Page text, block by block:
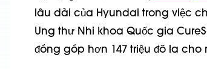
lâu dài của Hyundai trong việc
Ung thư Nhi khoa Quốc gia
đóng góp hơn 147 triệu đô la